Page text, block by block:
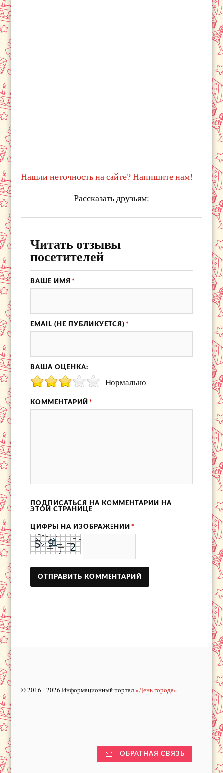
Нашли неточность на сайте? Напишите нам!
Рассказать друзьям:
Читать отзывы
посетителей
ВАШЕ ИМЯ *
EMAIL (НЕ ПУБЛИКУЕТСЯ) *
ВАША ОЦЕНКА:
Нормально
КОММЕНТАРИЙ *
ПОДПИСАТЬСЯ НА КОММЕНТАРИИ НА
ЭТОЙ СТРАНИЦЕ
ЦИФРЫ НА ИЗОБРАЖЕНИИ *
© 2016 - 2026 Информационный портал «День города»
ОБРАТНАЯ СВЯЗЬ